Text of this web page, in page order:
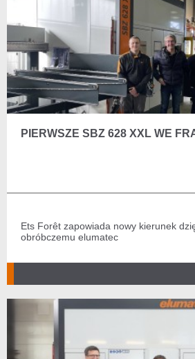
PIERWSZE SBZ 628 XXL WE
Ets Forêt zapowiada nowy kierunek
obróbczemu elumatec